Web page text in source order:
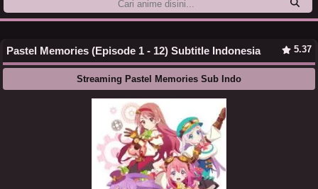
Pastel Memories (Episode 1 - 12) Subtitle Indonesia 5.37
Streaming Pastel Memories Sub Indo